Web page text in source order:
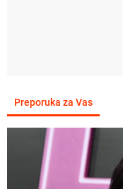
Preporuka za Vas